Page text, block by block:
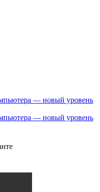
— новый уровень
— новый уровень